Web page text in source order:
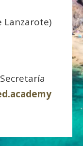
Lanzarote)